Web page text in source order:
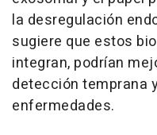
la desregulación
sugiere que estos
integran, podrían
detección temprana
enfermedades.